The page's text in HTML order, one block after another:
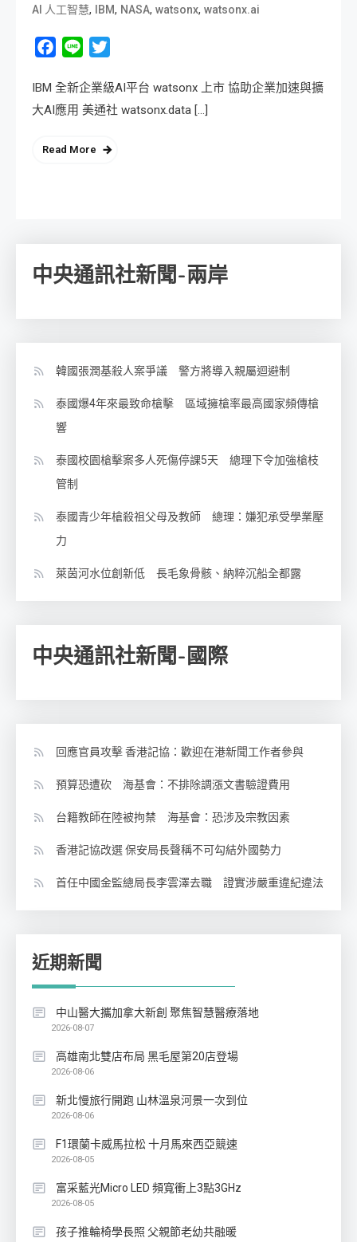
AI 人工智慧, IBM, NASA, watsonx, watsonx.ai
Facebook
Line
IBM 全新企業級AI平台 watsonx 上市 協助企業加速與擴
大AI應用 美通社 watsonx.data […]
Read More
中央通訊社新聞-兩岸
韓國張潤基殺人案爭議 警方將導入親屬迴避制
泰國爆4年來最致命槍擊 區域擁槍率最高國家頻傳槍
響
泰國校園槍擊案多人死傷停課5天 總理下令加強槍枝
管制
泰國青少年槍殺祖父母及教師 總理：嫌犯承受學業壓
力
萊茵河水位創新低 長毛象骨骸、納粹沉船全都露
中央通訊社新聞-國際
回應官員攻擊 香港記協：歡迎在港新聞工作者參與
預算恐遭砍 海基會：不排除調漲文書驗證費用
台籍教師在陸被拘禁 海基會：恐涉及宗教因素
香港記協改選 保安局長聲稱不可勾結外國勢力
首任中國金監總局長李雲澤去職 證實涉嚴重違紀違法
近期新聞
中山醫大攜加拿大新創 聚焦智慧醫療落地
2026-08-07
高雄南北雙店布局 黑毛屋第20店登場
2026-08-06
新北慢旅行開跑 山林溫泉河景一次到位
2026-08-06
F1環蘭卡威馬拉松 十月馬來西亞競速
2026-08-05
富采藍光Micro LED 頻寬衝上3點3GHz
2026-08-05
孩子推輪椅學長照 父親節老幼共融暖